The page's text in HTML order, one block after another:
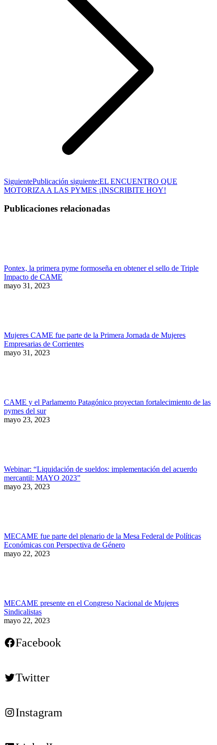
SiguientePublicación siguiente:EL ENCUENTRO QUE
MOTORIZA A LAS PYMES ¡INSCRIBITE HOY!
Publicaciones relacionadas
Pontex, la primera pyme formoseña en obtener el sello de Triple
Impacto de CAME
mayo 31, 2023
Mujeres CAME fue parte de la Primera Jornada de Mujeres
Empresarias de Corrientes
mayo 31, 2023
CAME y el Parlamento Patagónico proyectan fortalecimiento de las
pymes del sur
mayo 23, 2023
Webinar: “Liquidación de sueldos: implementación del acuerdo
mercantil: MAYO 2023”
mayo 23, 2023
MECAME fue parte del plenario de la Mesa Federal de Políticas
Económicas con Perspectiva de Género
mayo 22, 2023
MECAME presente en el Congreso Nacional de Mujeres
Sindicalistas
mayo 22, 2023
Facebook
Twitter
Instagram